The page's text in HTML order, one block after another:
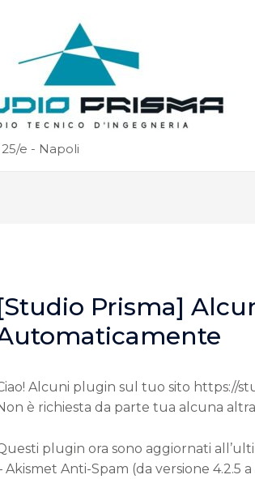
e - Napoli
Prisma]
Alcuni plugin sul tuo sito https://
è richiesta da parte tua alcuna
plugin ora sono aggiornati
Akismet Anti-Spam (da versione 4.2.5 a